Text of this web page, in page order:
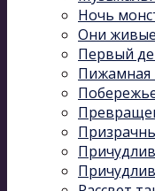
Ночь
Они
Первый
Пижамная